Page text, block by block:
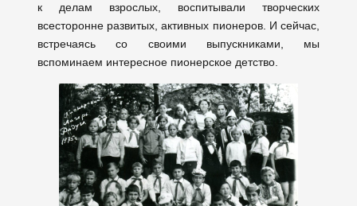
к делам взрослых, воспитывали творческих
всесторонне развитых, активных пионеров. И сейчас,
встречаясь со своими выпускниками, мы
вспоминаем интересное пионерское детство.